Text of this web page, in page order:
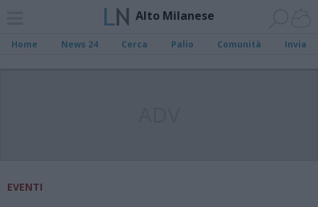
Alto Milanese
Home News 24 Cerca Palio Comunità Invia
EVENTI